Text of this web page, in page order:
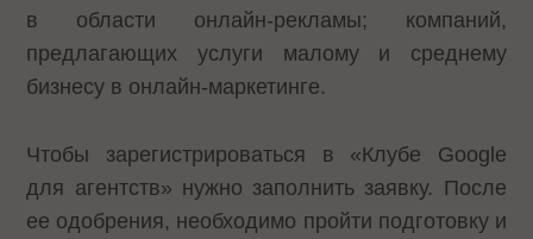
в области онлайн-рекламы; компаний,
предлагающих услуги малому и среднему
бизнесу в онлайн-маркетинге.
Чтобы зарегистрироваться в «Клубе Google
для агентств» нужно заполнить заявку. После
ее одобрения, необходимо пройти подготовку и